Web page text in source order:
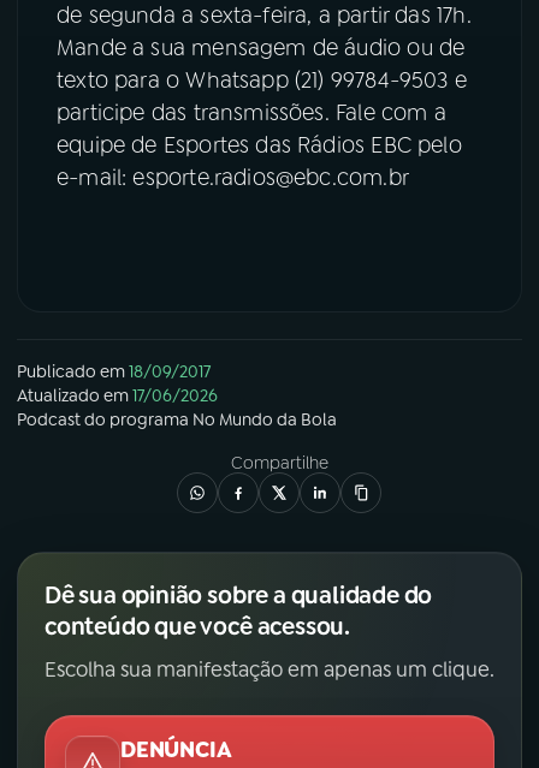
de segunda a sexta-feira, a partir das 17h.
Mande a sua mensagem de áudio ou de
texto para o Whatsapp (21) 99784-9503 e
participe das transmissões. Fale com a
equipe de Esportes das Rádios EBC pelo
e-mail: esporte.radios@ebc.com.br
Publicado em18/09/2017
Atualizado em17/06/2026
Podcastdo programa No Mundo da Bola
Compartilhe
Dê sua opinião sobre a qualidade do
conteúdo que você acessou.
Escolha sua manifestação em apenas um clique.
DENÚNCIA